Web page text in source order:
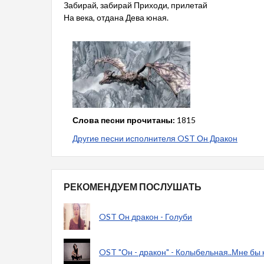
Забирай, забирай Приходи, прилетай
На века, отдана Дева юная.
Слова песни прочитаны: 1815
Другие песни исполнителя OST Он Дракон
РЕКОМЕНДУЕМ ПОСЛУШАТЬ
OST Он дракон - Голуби
OST "Он - дракон" - Колыбельная..Мне бы